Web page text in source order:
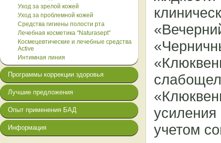
Уход за зрелой кожей
Уход за проблемной кожей
Средства гигиены полости рта
Лечебная косметика "Naturasept"
Космецевтические и лечебные средства
Active
Интимная линия
Программы коррекции здоровья
Лучшие предложения
Опыт применения БАД
Информация
учетом